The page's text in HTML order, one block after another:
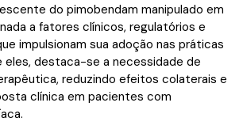
do pimobendam manipulado em
a fatores clínicos, regulatórios e
impulsionam sua adoção nas práticas
eles, destaca-se a necessidade de
reduzindo efeitos colaterais e
clínica em pacientes com